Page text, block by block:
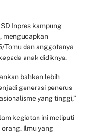
Inpres kampung
mengucapkan
Tomu dan anggotanya
anak didiknya.
bahkan lebih
generasi penerus
yang tinggi,”
kegiatan ini meliputi
orang. Ilmu yang